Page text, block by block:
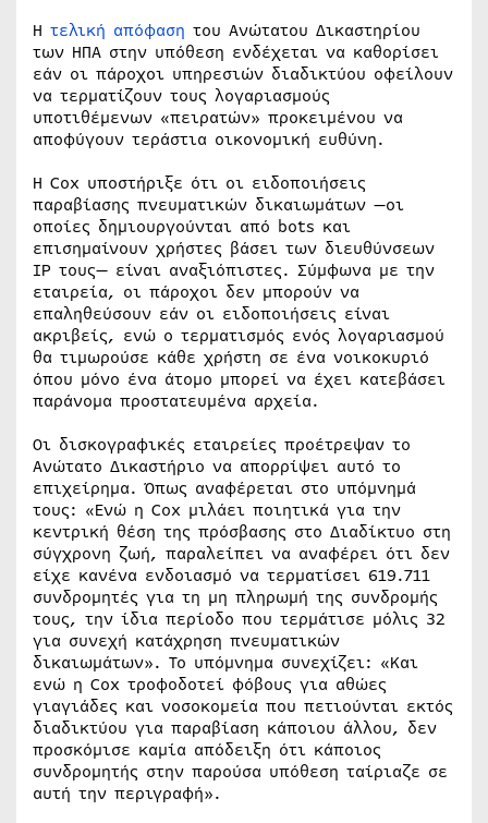
Η τελική απόφαση του Ανώτατου Δικαστηρίου
των ΗΠΑ στην υπόθεση ενδέχεται να καθορίσει
εάν οι πάροχοι υπηρεσιών διαδικτύου οφείλουν
να τερματίζουν τους λογαριασμούς
υποτιθέμενων «πειρατών» προκειμένου να
αποφύγουν τεράστια οικονομική ευθύνη.
Η Cox υποστήριξε ότι οι ειδοποιήσεις
παραβίασης πνευματικών δικαιωμάτων —οι
οποίες δημιουργούνται από bots και
επισημαίνουν χρήστες βάσει των διευθύνσεων
IP τους— είναι αναξιόπιστες. Σύμφωνα με την
εταιρεία, οι πάροχοι δεν μπορούν να
επαληθεύσουν εάν οι ειδοποιήσεις είναι
ακριβείς, ενώ ο τερματισμός ενός λογαριασμού
θα τιμωρούσε κάθε χρήστη σε ένα νοικοκυριό
όπου μόνο ένα άτομο μπορεί να έχει κατεβάσει
παράνομα προστατευμένα αρχεία.
Οι δισκογραφικές εταιρείες προέτρεψαν το
Ανώτατο Δικαστήριο να απορρίψει αυτό το
επιχείρημα. Όπως αναφέρεται στο υπόμνημά
τους: «Ενώ η Cox μιλάει ποιητικά για την
κεντρική θέση της πρόσβασης στο Διαδίκτυο στη
σύγχρονη ζωή, παραλείπει να αναφέρει ότι δεν
είχε κανένα ενδοιασμό να τερματίσει 619.711
συνδρομητές για τη μη πληρωμή της συνδρομής
τους, την ίδια περίοδο που τερμάτισε μόλις 32
για συνεχή κατάχρηση πνευματικών
δικαιωμάτων». Το υπόμνημα συνεχίζει: «Και
ενώ η Cox τροφοδοτεί φόβους για αθώες
γιαγιάδες και νοσοκομεία που πετιούνται εκτός
διαδικτύου για παραβίαση κάποιου άλλου, δεν
προσκόμισε καμία απόδειξη ότι κάποιος
συνδρομητής στην παρούσα υπόθεση ταίριαζε σε
αυτή την περιγραφή».